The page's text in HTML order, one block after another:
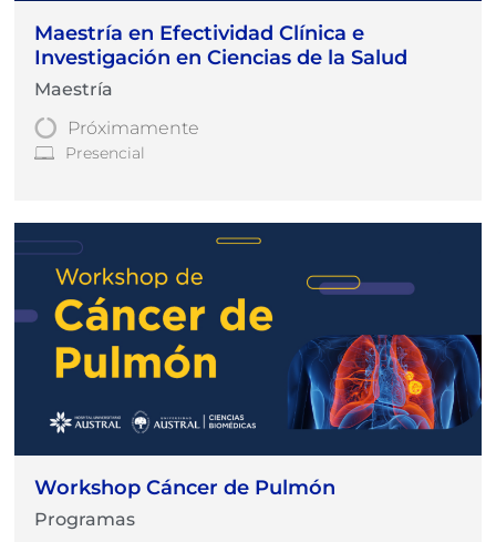
Maestría en Efectividad Clínica e
Investigación en Ciencias de la Salud
Maestría
Próximamente
Presencial
Workshop Cáncer de Pulmón
Programas